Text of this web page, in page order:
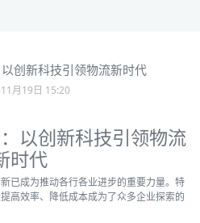
创新科技引领物流新时代
月19日 15:20
以创新科技引领物流
时代
已成为推动各行各业进步的重要力量。特
高效率、降低成本成为了众多企业探索的